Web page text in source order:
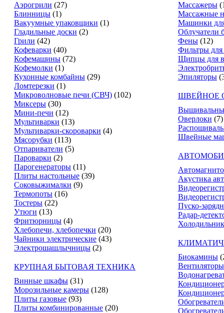
Аэрогрили (27)
Блинницы (1)
Вакуумные упаковщики (1)
Гладильные доски (2)
Грили (42)
Кофеварки (40)
Кофемашины (72)
Кофемолки (1)
Кухонные комбайны (29)
Ломтерезки (1)
Микроволновые печи (СВЧ) (102)
Миксеры (30)
Мини-печи (12)
Мультиварки (13)
Мультиварки-скороварки (4)
Мясорубки (113)
Отпариватели (5)
Пароварки (2)
Парогенераторы (11)
Плиты настольные (39)
Соковыжималки (9)
Термопоты (16)
Тостеры (22)
Утюги (13)
Фритюрницы (4)
Хлебопечи, хлебопечки (20)
Чайники электрические (43)
Электрошашлычницы (2)
КРУПНАЯ БЫТОВАЯ ТЕХНИКА
Винные шкафы (31)
Морозильные камеры (128)
Плиты газовые (93)
Плиты комбинированные (20)
Массажеры
Массажные
Машинки
Облучатели
Фены (12)
Фильтры
Щипцы для
Эпиляторы
ШВЕЙНОЕ
Оверлоки (7)
Швейные
Акустика
Пуско-
Радар-
Биокамины
Вентиляторы